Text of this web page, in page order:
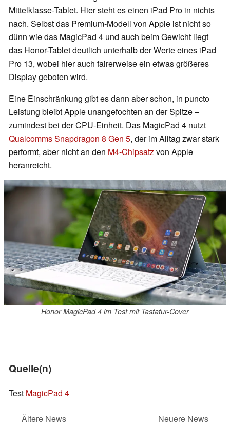
Mittelklasse-Tablet. Hier steht es einen iPad Pro in nichts
nach. Selbst das Premium‑Modell von Apple ist nicht so
dünn wie das MagicPad 4 und auch beim Gewicht liegt
das Honor-Tablet deutlich unterhalb der Werte eines iPad
Pro 13, wobei hier auch fairerweise ein etwas größeres
Display geboten wird.
Eine Einschränkung gibt es dann aber schon, in puncto
Leistung bleibt Apple unangefochten an der Spitze –
zumindest bei der CPU-Einheit. Das MagicPad 4 nutzt
Qualcomms Snapdragon 8 Gen 5, der im Alltag zwar stark
performt, aber nicht an den M4‑Chipsatzvon Apple
heranreicht.
Honor MagicPad 4 im Test mit Tastatur-Cover
Quelle(n)
Test MagicPad 4
Ältere News Neuere News